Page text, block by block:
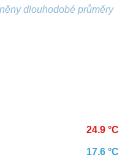
dlouhodobé průměry
24.9 °C
17.6 °C